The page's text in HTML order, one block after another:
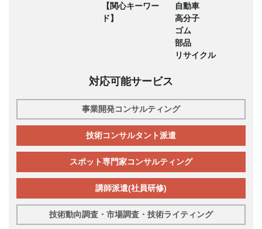
【関心キーワー
ド】
自動車
高分子
ゴム
部品
リサイクル
対応可能サービス
事業開発コンサルティング
技術コンサルタント派遣
スポット専門家コンサルティング
講師派遣(社員研修)
技術動向調査・市場調査・技術ライティング